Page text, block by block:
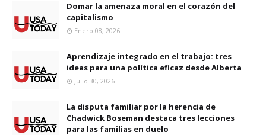
Domar la amenaza moral en el corazón del
capitalismo
Enero 08, 2026
Aprendizaje integrado en el trabajo: tres
ideas para una política eficaz desde Alberta
Julio 30, 2026
La disputa familiar por la herencia de
Chadwick Boseman destaca tres lecciones
para las familias en duelo